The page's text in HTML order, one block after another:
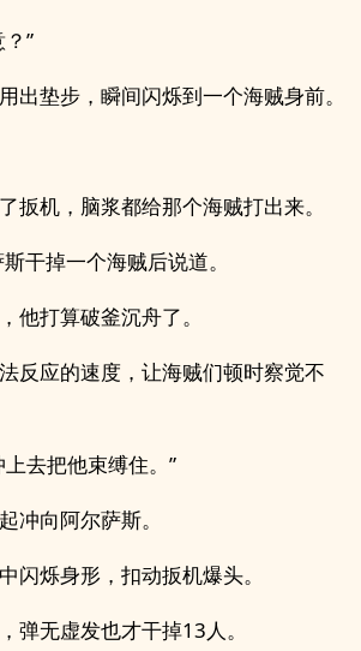
”
出垫步，瞬间闪烁到一个海贼身前。
扳机，脑浆都给那个海贼打出来。
干掉一个海贼后说道。
他打算破釜沉舟了。
反应的速度，让海贼们顿时察觉不
去把他束缚住。”
冲向阿尔萨斯。
闪烁身形，扣动扳机爆头。
弹无虚发也才干掉13人。